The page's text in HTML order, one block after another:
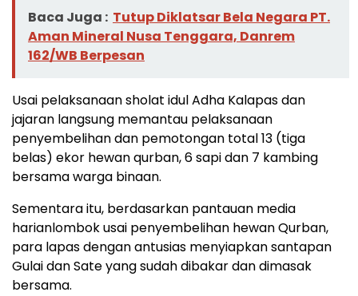
Baca Juga : Tutup Diklatsar Bela Negara PT.
Aman Mineral Nusa Tenggara, Danrem
162/WB Berpesan
Usai pelaksanaan sholat idul Adha Kalapas dan
jajaran langsung memantau pelaksanaan
penyembelihan dan pemotongan total 13 (tiga
belas) ekor hewan qurban, 6 sapi dan 7 kambing
bersama warga binaan.
Sementara itu, berdasarkan pantauan media
harianlombok usai penyembelihan hewan Qurban,
para lapas dengan antusias menyiapkan santapan
Gulai dan Sate yang sudah dibakar dan dimasak
bersama.